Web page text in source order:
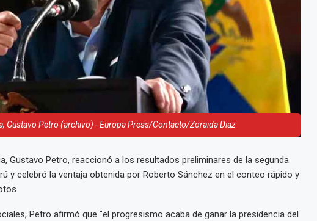
Gustavo Petro (archivo) - Europa Press/Contacto/Zoraida Diaz
Gustavo Petro, reaccionó a los resultados preliminares de la segunda
y celebró la ventaja obtenida por Roberto Sánchez en el conteo rápido y
Petro afirmó que "el progresismo acaba de ganar la presidencia del